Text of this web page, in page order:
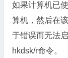
如果计算机已
算机，然后在
于错误而无法
hkdsk/r命令。